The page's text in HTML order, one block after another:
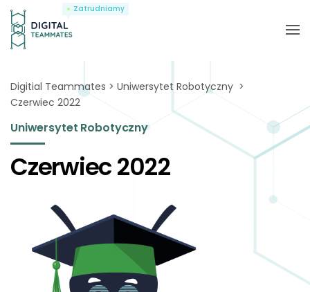
Zatrudniamy
Digitial Teammates
Uniwersytet Robotyczny
Czerwiec 2022
Uniwersytet Robotyczny
Czerwiec 2022